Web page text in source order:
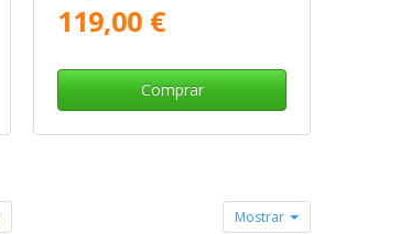
119,00 €
Comprar
Mostrar